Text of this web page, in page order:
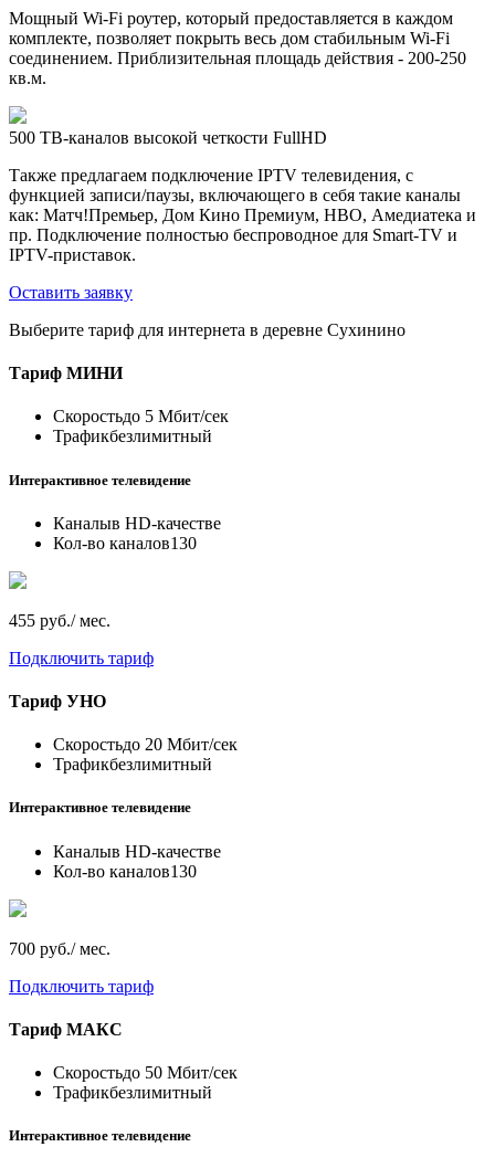
Мощный Wi-Fi роутер, который предоставляется в каждом
комплекте, позволяет покрыть весь дом стабильным Wi-Fi
соединением. Приблизительная площадь действия - 200-250
кв.м.
500 ТВ-каналов высокой четкости FullHD
Также предлагаем подключение IPTV телевидения, с
функцией записи/паузы, включающего в себя такие каналы
как: Матч!Премьер, Дом Кино Премиум, HBO, Амедиатека и
пр. Подключение полностью беспроводное для Smart-TV и
IPTV-приставок.
Оставить заявку
Выберите тариф для интернета в деревне Сухинино
Тариф МИНИ
Скоростьдо 5 Мбит/сек
Трафикбезлимитный
Интерактивное телевидение
Каналыв HD-качестве
Кол-во каналов130
455 руб./ мес.
Подключить тариф
Тариф УНО
Скоростьдо 20 Мбит/сек
Трафикбезлимитный
Интерактивное телевидение
Каналыв HD-качестве
Кол-во каналов130
700 руб./ мес.
Подключить тариф
Тариф МАКС
Скоростьдо 50 Мбит/сек
Трафикбезлимитный
Интерактивное телевидение